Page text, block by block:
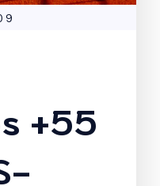
9
+55